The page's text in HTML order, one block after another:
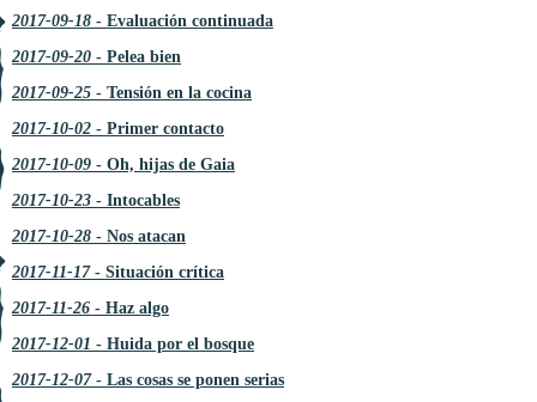
2017-09-18 - Evaluación continuada
2017-09-20 - Pelea bien
2017-09-25 - Tensión en la cocina
2017-10-02 - Primer contacto
2017-10-09 - Oh, hijas de Gaia
2017-10-23 - Intocables
2017-10-28 - Nos atacan
2017-11-17- Situación crítica
2017-11-26 - Haz algo
2017-12-01 - Huida por el bosque
2017-12-07- Las cosas se ponen serias